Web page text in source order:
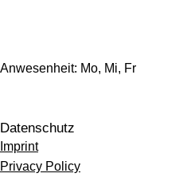
Anwesenheit: Mo, Mi, Fr
Datenschutz
Imprint
Privacy Policy